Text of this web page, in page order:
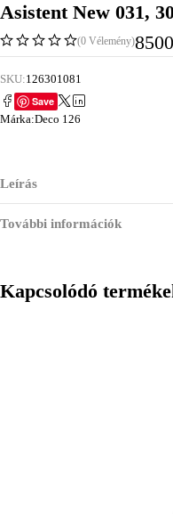
Asistent New 031,
(0 Vélemény)8500
SKU:126301081
Save
Márka:Deco 126
Leírás
További információk
Kapcsolódó